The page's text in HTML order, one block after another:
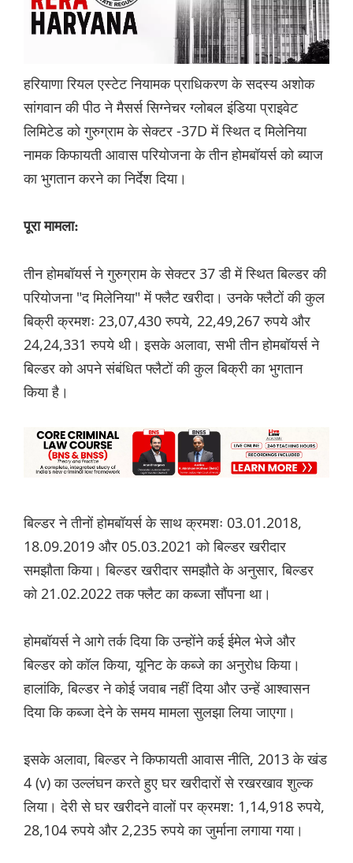
हरियाणा रियल एस्टेट नियामक प्राधिकरण के सदस्य अशोक
सांगवान की पीठ ने मैसर्स सिग्नेचर ग्लोबल इंडिया प्राइवेट
लिमिटेड को गुरुग्राम के सेक्टर -37D में स्थित द मिलेनिया
नामक किफायती आवास परियोजना के तीन होमबॉयर्स को ब्याज
का भुगतान करने का निर्देश दिया।
पूरा मामला:
तीन होमबॉयर्स ने गुरुग्राम के सेक्टर 37 डी में स्थित बिल्डर की
परियोजना "द मिलेनिया" में फ्लैट खरीदा। उनके फ्लैटों की कुल
बिक्री क्रमशः 23,07,430 रुपये, 22,49,267 रुपये और
24,24,331 रुपये थी। इसके अलावा, सभी तीन होमबॉयर्स ने
बिल्डर को अपने संबंधित फ्लैटों की कुल बिक्री का भुगतान
किया है।
बिल्डर ने तीनों होमबॉयर्स के साथ क्रमशः 03.01.2018,
18.09.2019 और 05.03.2021 को बिल्डर खरीदार
समझौता किया। बिल्डर खरीदार समझौते के अनुसार, बिल्डर
को 21.02.2022 तक फ्लैट का कब्जा सौंपना था।
होमबॉयर्स ने आगे तर्क दिया कि उन्होंने कई ईमेल भेजे और
बिल्डर को कॉल किया, यूनिट के कब्जे का अनुरोध किया।
हालांकि, बिल्डर ने कोई जवाब नहीं दिया और उन्हें आश्वासन
दिया कि कब्जा देने के समय मामला सुलझा लिया जाएगा।
इसके अलावा, बिल्डर ने किफायती आवास नीति, 2013 के खंड
4 (v) का उल्लंघन करते हुए घर खरीदारों से रखरखाव शुल्क
लिया। देरी से घर खरीदने वालों पर क्रमश: 1,14,918 रुपये,
28,104 रुपये और 2,235 रुपये का जुर्माना लगाया गया।